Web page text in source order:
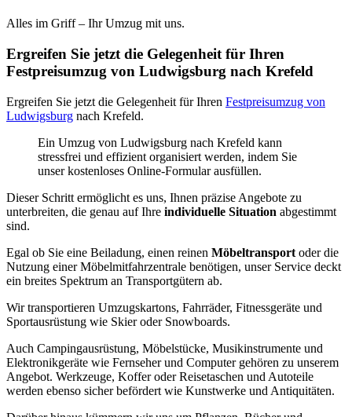
Alles im Griff – Ihr Umzug mit uns.
Ergreifen Sie jetzt die Gelegenheit für Ihren
Festpreisumzug von Ludwigsburg nach Krefeld
Ergreifen Sie jetzt die Gelegenheit für Ihren Festpreisumzug von
Ludwigsburg nach Krefeld.
Ein Umzug von Ludwigsburg nach Krefeld kann
stressfrei und effizient organisiert werden, indem Sie
unser kostenloses Online-Formular ausfüllen.
Dieser Schritt ermöglicht es uns, Ihnen präzise Angebote zu
unterbreiten, die genau auf Ihre individuelle Situation abgestimmt
sind.
Egal ob Sie eine Beiladung, einen reinen Möbeltransport oder die
Nutzung einer Möbelmitfahrzentrale benötigen, unser Service deckt
ein breites Spektrum an Transportgütern ab.
Wir transportieren Umzugskartons, Fahrräder, Fitnessgeräte und
Sportausrüstung wie Skier oder Snowboards.
Auch Campingausrüstung, Möbelstücke, Musikinstrumente und
Elektronikgeräte wie Fernseher und Computer gehören zu unserem
Angebot. Werkzeuge, Koffer oder Reisetaschen und Autoteile
werden ebenso sicher befördert wie Kunstwerke und Antiquitäten.